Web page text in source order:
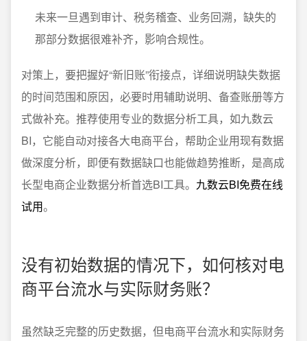
未来一旦遇到审计、税务稽查、业务回溯，缺失的
那部分数据很难补齐，影响合规性。
对策上，要把握好“新旧账”衔接点，详细说明缺失数据
的时间范围和原因，必要时用辅助说明、备查账册等方
式做补充。推荐使用专业的数据分析工具，如九数云
BI，它能自动对接各大电商平台，帮助企业用现有数据
做深度分析，即便有数据缺口也能做趋势推断，是高成
长型电商企业数据分析首选BI工具。 九数云BI免费在线
试用。
没有初始数据的情况下，如何核对电
商平台流水与实际财务账？
虽然缺乏完整的历史数据，但电商平台流水和实际财务